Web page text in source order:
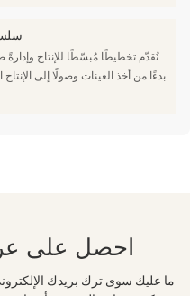
نُقدّم تخطيطًا مُبسّطًا للإنتاج
بدءًا من أخذ العينات وصولًا إلى
احصل على
ما عليك سوى ترك بريدك